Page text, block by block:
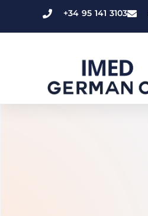
+34 95 141 3103